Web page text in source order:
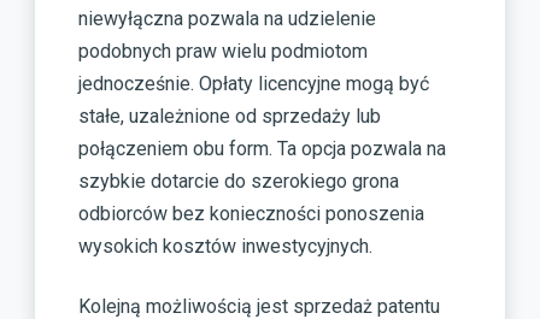
niewyłączna pozwala na udzielenie
podobnych praw wielu podmiotom
jednocześnie. Opłaty licencyjne mogą być
stałe, uzależnione od sprzedaży lub
połączeniem obu form. Ta opcja pozwala na
szybkie dotarcie do szerokiego grona
odbiorców bez konieczności ponoszenia
wysokich kosztów inwestycyjnych.
Kolejną możliwością jest sprzedaż patentu